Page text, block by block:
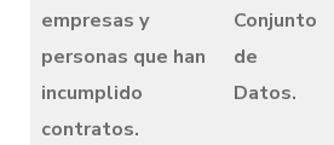
empresas y
personas que han
incumplido
contratos.
Conjunto
de
Datos.